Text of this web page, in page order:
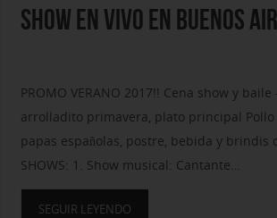
SHOW EN VIVO EN BUENOS
PROMO VERANO 2017!! Cena show y
arrolladito primavera, plato principal Pollo
papas españolas, postre, bebida y brindis
SHOWS: 1. Show musical: Cantante…
SEGUIR LEYENDO